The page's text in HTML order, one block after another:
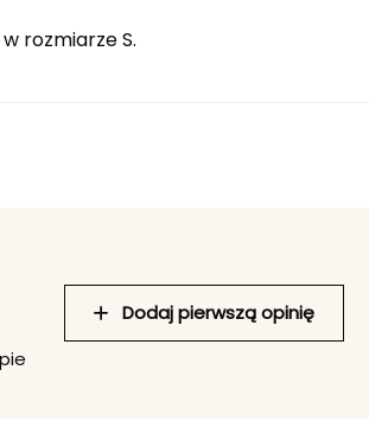
rozmiarze S.
Dodaj pierwszą opinię